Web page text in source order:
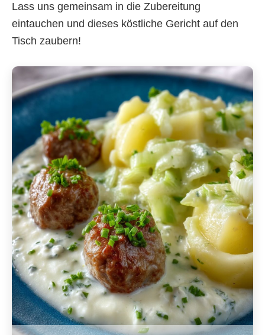
Lass uns gemeinsam in die Zubereitung
eintauchen und dieses köstliche Gericht auf den
Tisch zaubern!